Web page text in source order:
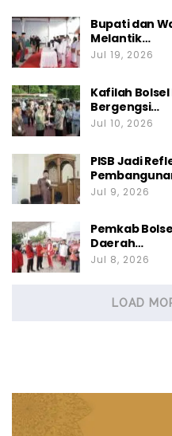
Bupati dan
Melantik…
Jul 19, 2026
Kafilah
Bergengsi…
Jul 10, 2026
PISB Jadi
Jul 9, 2026
Pemkab
Daerah…
Jul 8, 2026
LOAD